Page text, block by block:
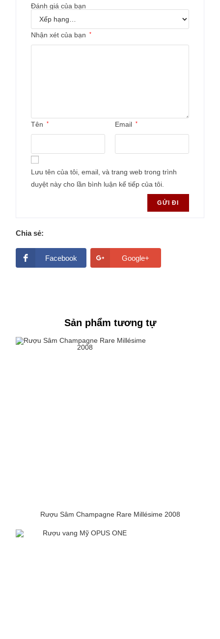
Đánh giá của bạn
Nhận xét của bạn *
Tên * Email *
Lưu tên của tôi, email, và trang web trong trình
duyệt này cho lần bình luận kế tiếp của tôi.
Chia sẻ:
Facebook Google+
Sản phẩm tương tự
Rượu Sâm Champagne Rare Millésime 2008